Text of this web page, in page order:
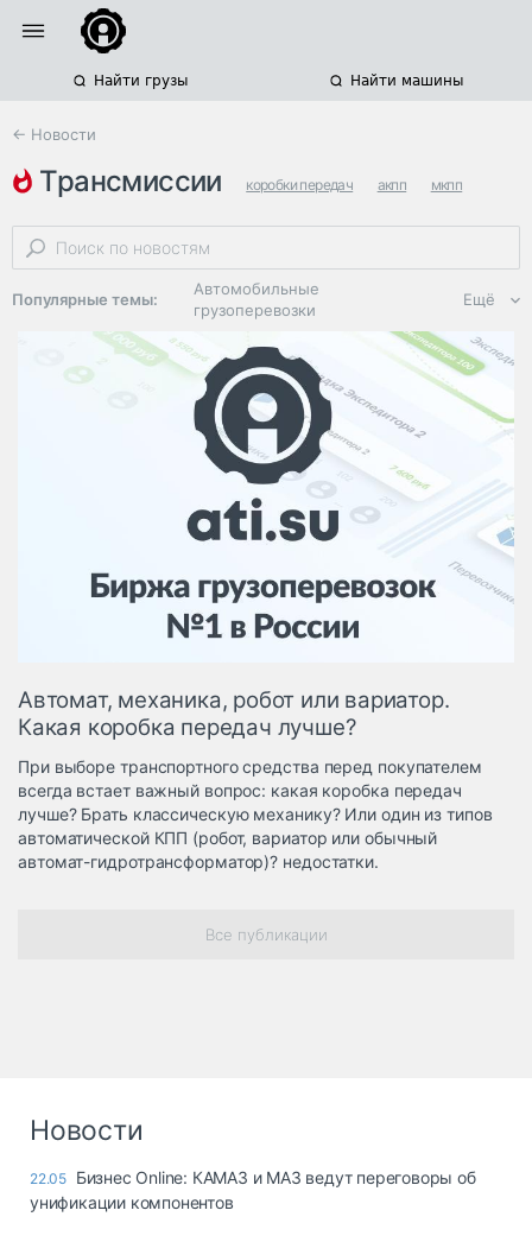
Найти грузы Найти машины
← Новости
трансмиссии коробки передач акпп мкпп
Популярные темы:
Автомобильные
грузоперевозки
Региональная
логистика
ЭДО, ИТ в
логистике
Дороги,
инфраструктура
Логистика, грузы
Негабаритные и
опасные грузы
Безопасность и
Таможня и ВЭД
грузовые
терминалы
Коммерческий
транспорт
Автосервис,
Ещё
Автомат, механика, робот или вариатор.
Какая коробка передач лучше?
При выборе транспортного средства перед покупателем
всегда встает важный вопрос: какая коробка передач
лучше? Брать классическую механику? Или один из типов
автоматической КПП (робот, вариатор или обычный
автомат-гидротрансформатор)? недостатки.
Все публикации
Новости
22.05 Бизнес Online: КАМАЗ и МАЗ ведут переговоры об
унификации компонентов